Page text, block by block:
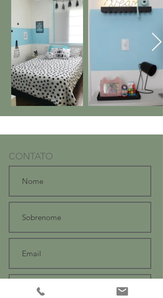
CONTATO